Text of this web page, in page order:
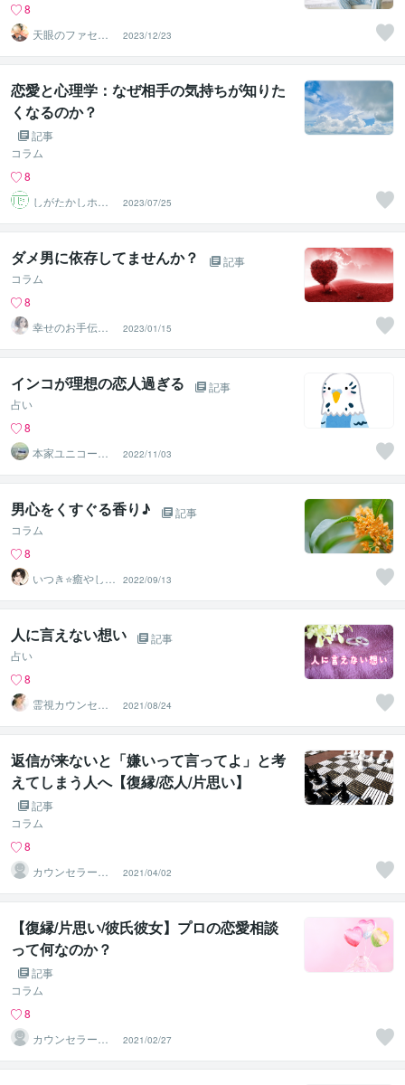
8
天眼のファセッ
ト
2023/12/23
恋愛と心理学：なぜ相手の気持ちが知りた
くなるのか？
記事
コラム
8
しがたかしホッ
とライン
2023/07/25
ダメ男に依存してませんか？
記事
コラム
8
幸せのお手伝い♥
NAO
2023/01/15
インコが理想の恋人過ぎる
記事
占い
8
本家ユニコーン
の使者桜10周年
ありがとう
2022/11/03
男心をくすぐる香り♪
記事
コラム
8
いつき⭐️癒やし声
のお話相手
2022/09/13
人に言えない想い
記事
占い
8
霊視カウンセラ
ー・早川みくる
2021/08/24
返信が来ないと「嫌いって言ってよ」と考
えてしまう人へ【復縁/恋人/片思い】
記事
コラム
8
カウンセラー佐
藤愛
2021/04/02
【復縁/片思い/彼氏彼女】プロの恋愛相談
って何なのか？
記事
コラム
8
カウンセラー佐
藤愛
2021/02/27